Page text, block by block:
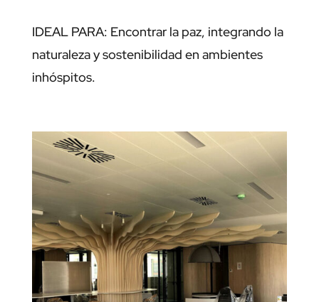
IDEAL PARA: Encontrar la paz, integrando la
naturaleza y sostenibilidad en ambientes
inhóspitos.